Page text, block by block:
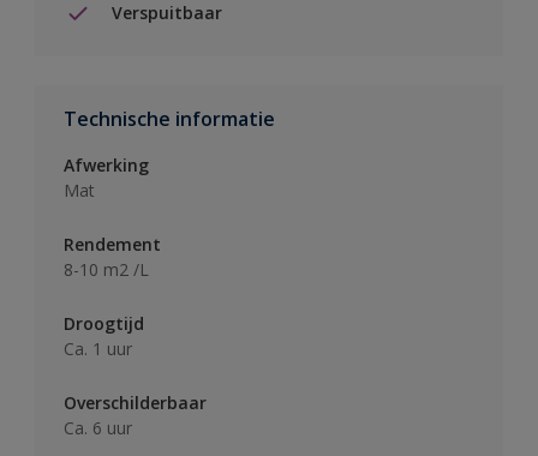
Verspuitbaar
Technische informatie
Afwerking
Mat
Rendement
8-10 m2 /L
Droogtijd
Ca. 1 uur
Overschilderbaar
Ca. 6 uur